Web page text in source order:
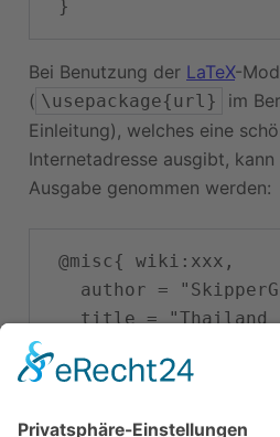
Bei Benutzung der LaTeX-
( \usepackage{url}
im
Einleitung), welches eine
Internetadresse ausgibt,
Ausgabe genommen werden:
   title = "Thailand ---
SkipperGuide{,} ",
   year = "2026",